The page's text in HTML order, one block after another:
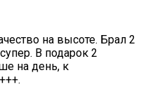
на высоте. Брал 2
В подарок 2
на день, к